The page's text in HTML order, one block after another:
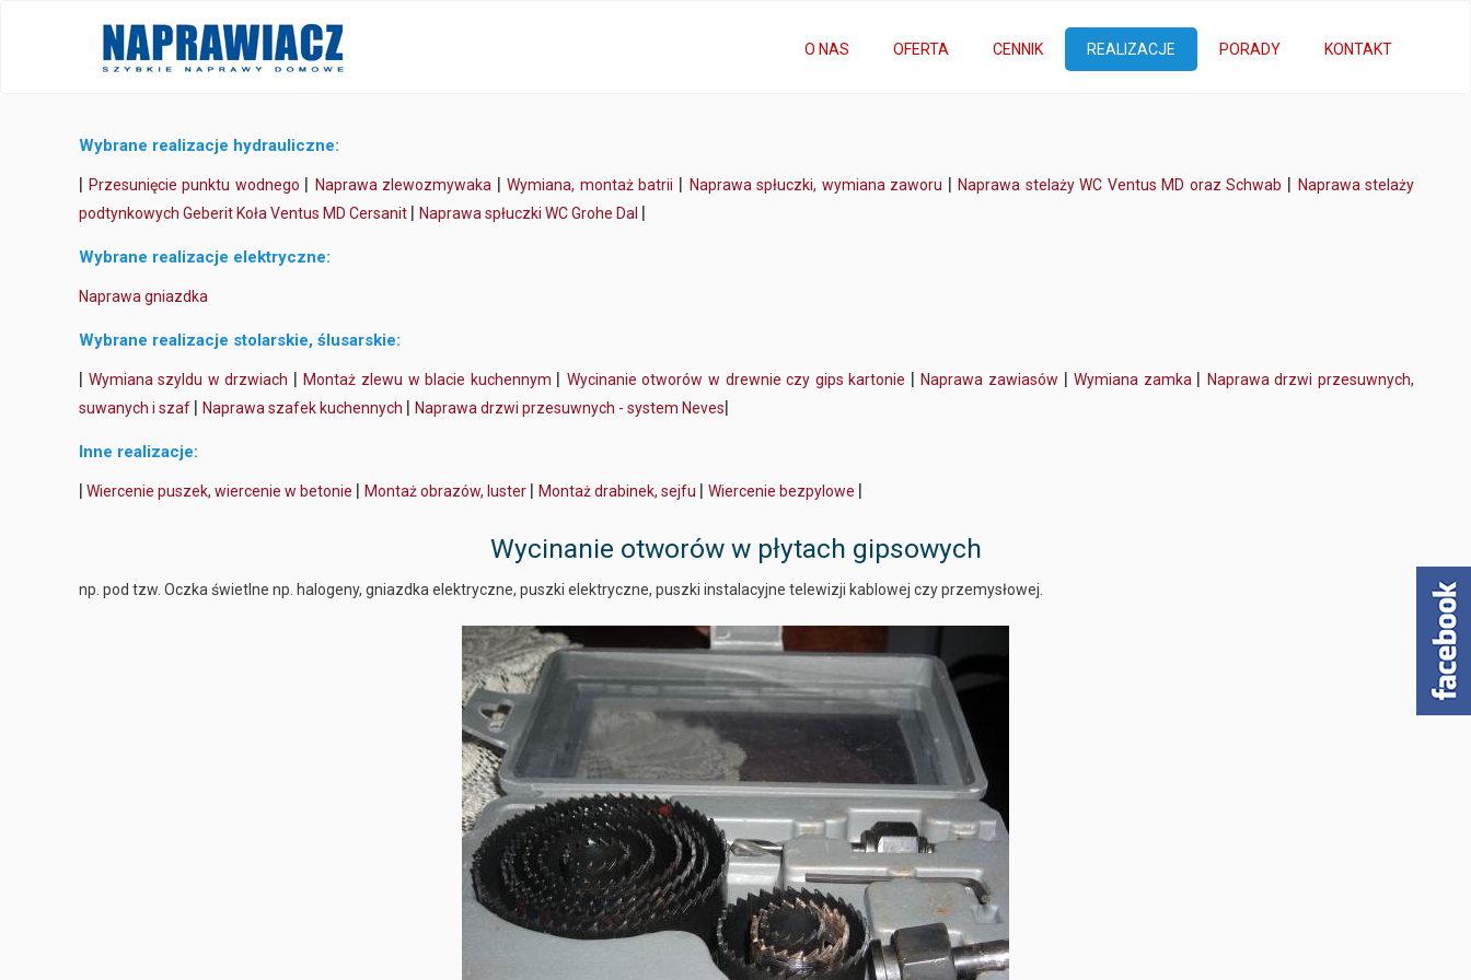
O NAS OFERTA CENNIK REALIZACJE PORADY KONTAKT
Wybrane realizacje hydrauliczne:
| Przesunięcie punktu wodnego | Naprawa zlewozmywaka |Wymiana, montaż batrii | Naprawa spłuczki, wymiana zaworu |Naprawa stelaży WC Ventus MD oraz Schwab | Naprawa stelaży
podtynkowych Geberit Koła Ventus MD Cersanit | Naprawa spłuczki WC Grohe Dal |
Wybrane realizacje elektryczne:
Naprawa gniazdka
Wybrane realizacje stolarskie, ślusarskie:
| Wymiana szyldu w drzwiach |Montaż zlewu w blacie kuchennym | Wycinanie otworów w drewnie czy gips kartonie |Naprawa zawiasów |Wymiana zamka | Naprawa drzwi przesuwnych,
suwanych i szaf | Naprawa szafek kuchennych | Naprawa drzwi przesuwnych - system Neves|
Inne realizacje:
| Wiercenie puszek, wiercenie w betonie | Montaż obrazów, luster | Montaż drabinek, sejfu | Wiercenie bezpylowe |
Wycinanie otworów w płytach gipsowych
np. pod tzw. Oczka świetlne np. halogeny, gniazdka elektryczne, puszki elektryczne, puszki instalacyjne telewizji kablowej czy przemysłowej.